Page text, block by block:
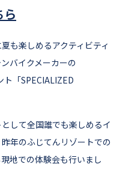
も楽しめるアクティビティ
バイクメーカーの
「SPECIALIZED
して全国誰でも楽しめるイ
年のふじてんリゾートでの
地での体験会も行いまし